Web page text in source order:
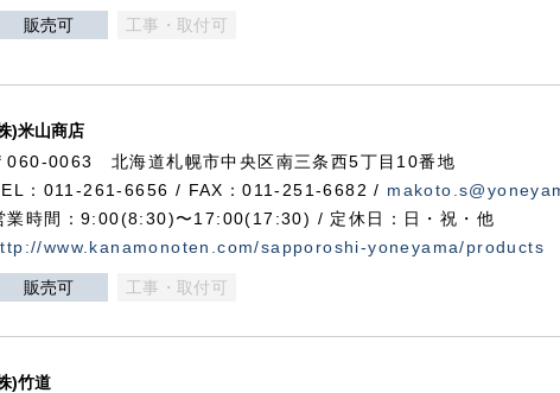
販売可 工事・取付可
)米山商店
060-0063 北海道札幌市中央区南三条西5丁目10番地
：011-261-6656 / FAX：011-251-6682 /
業時間：9:00(8:30)〜17:00(17:30) / 定休日：日・祝・他
www.kanamonoten.com/sapporoshi-yoneyama/products
販売可 工事・取付可
)竹道